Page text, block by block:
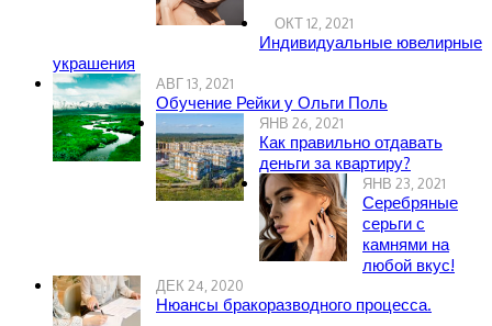
ОКТ 12, 2021
Индивидуальные ювелирные
украшения
АВГ 13, 2021
Обучение Рейки у Ольги Поль
ЯНВ 26, 2021
Как правильно отдавать
деньги за квартиру?
ЯНВ 23, 2021
Серебряные
серьги с
камнями на
любой вкус!
ДЕК 24, 2020
Нюансы бракоразводного процесса.